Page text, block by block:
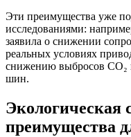
Эти преимущества уже
исследованиями:
заявила о снижении
реальных условиях
снижению выбросов CO₂
шин.
Экологическая
преимущества